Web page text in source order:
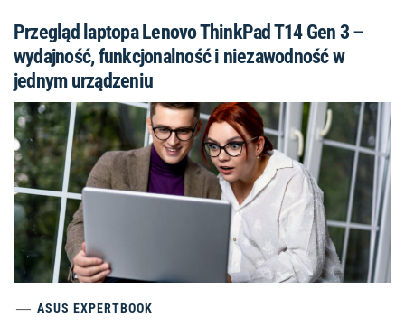
Przegląd laptopa Lenovo ThinkPad T14 Gen 3 –
wydajność, funkcjonalność i niezawodność w
jednym urządzeniu
ASUS EXPERTBOOK